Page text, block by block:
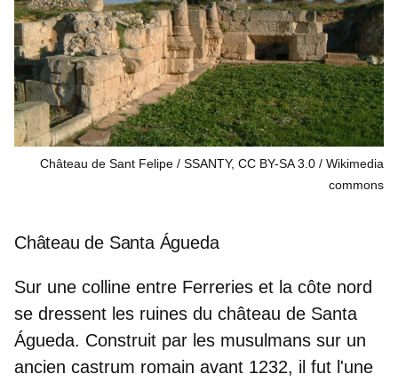
Château de Sant Felipe / SSANTY, CC BY-SA 3.0
Wikimedia
commons
Château de Santa Águeda
Sur une colline entre Ferreries et la côte nord
se dressent les ruines du château de Santa
Águeda. Construit par les musulmans sur un
ancien castrum romain avant 1232, il fut l'une